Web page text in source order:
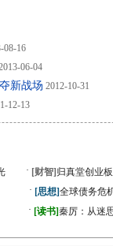
08-16
06-04
新战场 2012-10-31
12-13
· [财智] 归真堂创业
· [思想]全球债务危
· [读书]秦厉：从迷